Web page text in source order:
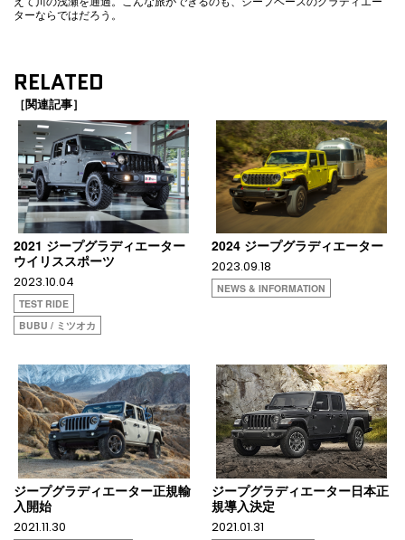
ターならではだろう。
RELATED
［関連記事］
2021 ジープグラディエーター
ウイリススポーツ
2023.10.04
TEST RIDE
BUBU / ミツオカ
2024 ジープグラディエーター
2023.09.18
NEWS & INFORMATION
ジープグラディエーター正規輸
入開始
2021.11.30
ジープグラディエーター日本正
規導入決定
2021.01.31